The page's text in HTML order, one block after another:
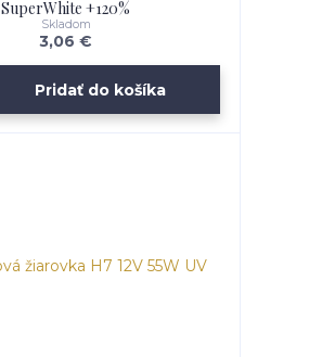
SuperWhite +120%
3,06 €
Skladom
Pridať do košíka